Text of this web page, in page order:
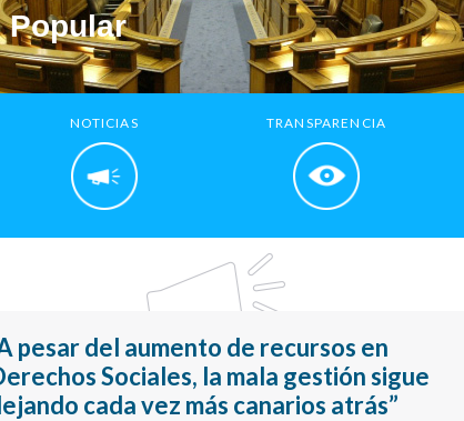
Popular
NOTICIAS TRANSPARENCIA
pesar del aumento de recursos en
Sociales, la mala gestión sigue
cada vez más canarios atrás”